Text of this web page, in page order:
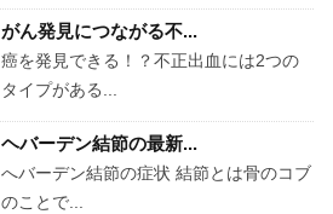
がん発見につながる不...
癌を発見できる！？不正出血には2つの
タイプがある...
ヘバーデン結節の最新...
へバーデン結節の症状 結節とは骨のコブ
のことで...